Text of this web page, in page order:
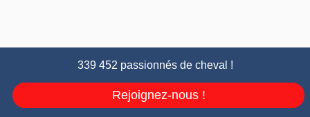
339 452 passionnés de cheval !
Rejoignez-nous !